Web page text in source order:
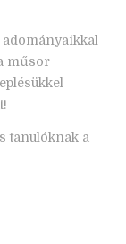
műsor
tanulóknak a